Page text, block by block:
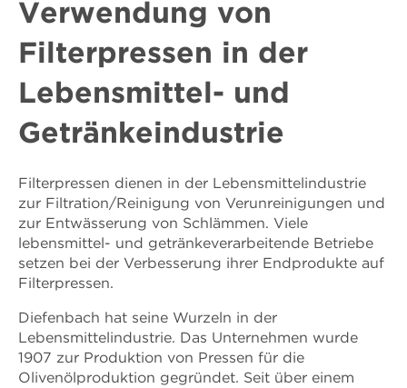
Verwendung von
Filterpressen in der
Lebensmittel- und
Getränkeindustrie
Filterpressen dienen in der Lebensmittelindustrie
zur Filtration/Reinigung von Verunreinigungen und
zur Entwässerung von Schlämmen. Viele
lebensmittel- und getränkeverarbeitende Betriebe
setzen bei der Verbesserung ihrer Endprodukte auf
Filterpressen.
Diefenbach hat seine Wurzeln in der
Lebensmittelindustrie. Das Unternehmen wurde
1907 zur Produktion von Pressen für die
Olivenölproduktion gegründet. Seit über einem